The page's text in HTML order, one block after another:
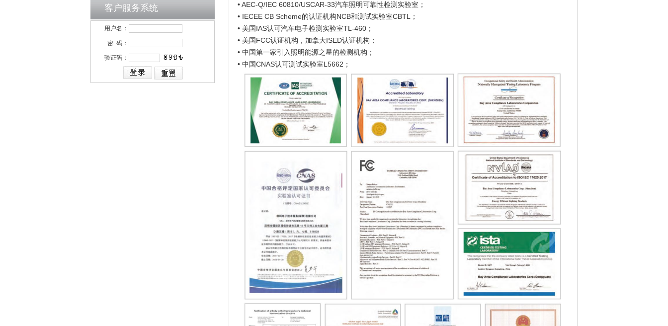
客户服务系统
用户名：
密 码：
验证码：
• AEC-Q/IEC 60810/USCAR-33汽车照明可靠性检测实验室；
• IECEE CB Scheme的认证机构NCB和测试实验室CBTL；
• 美国IAS认可汽车电子检测实验室TL-460；
• 美国FCC认证机构，加拿大ISED认证机构；
• 中国第一家引入照明能源之星的检测机构；
• 中国CNAS认可测试实验室L5662；